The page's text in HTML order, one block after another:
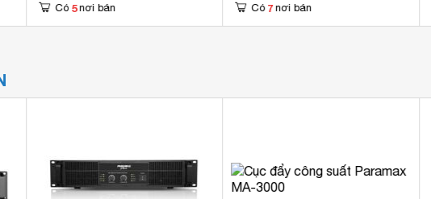
Có 5 nơi bán Có 7 nơi bán